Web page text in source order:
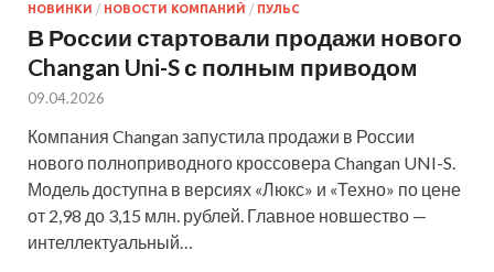
НОВИНКИ / НОВОСТИ КОМПАНИЙ / ПУЛЬС
В России стартовали продажи нового
Changan Uni-S с полным приводом
09.04.2026
Компания Changan запустила продажи в России
нового полноприводного кроссовера Changan UNI-S.
Модель доступна в версиях «Люкс» и «Техно» по цене
от 2,98 до 3,15 млн. рублей. Главное новшество —
интеллектуальный…